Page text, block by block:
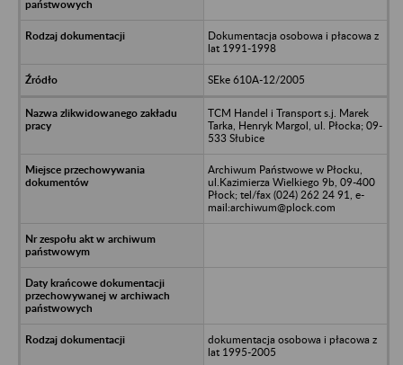
Dokumentacja osobowa i płacowa z
lat 1991-1998
SEke 610A-12/2005
TCM Handel i Transport s.j. Marek
Tarka, Henryk Margol, ul. Płocka; 09-
533 Słubice
Archiwum Państwowe w Płocku,
ul.Kazimierza Wielkiego 9b, 09-400
Płock; tel/fax (024) 262 24 91, e-
mail:archiwum@plock.com
dokumentacja osobowa i płacowa z
lat 1995-2005